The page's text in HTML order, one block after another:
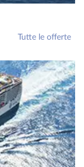
Tutte le offerte